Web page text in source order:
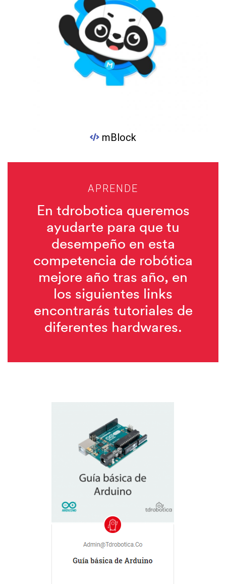
mBlock
APRENDE
En tdrobotica queremos
ayudarte para que tu
desempeño en esta
competencia de robótica
mejore año tras año, en
los siguientes links
encontrarás tutoriales de
diferentes hardwares.